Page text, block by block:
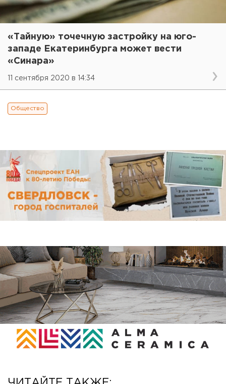
«Тайную» точечную застройку на юго-
западе Екатеринбурга может вести
«Синара»
11 сентября 2020 в 14:34
Общество